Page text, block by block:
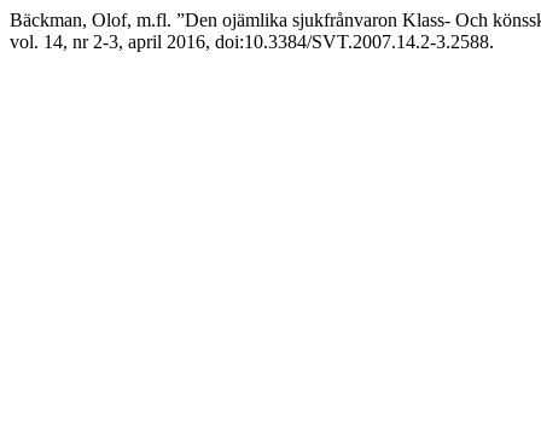
Bäckman, Olof, m.fl. ”Den ojämlika sjukfrånvaron Klass- Och
vol. 14, nr 2-3, april 2016, doi:10.3384/SVT.2007.14.2-3.2588.